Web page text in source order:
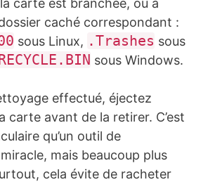
carte est branchée, ou à
caché correspondant :
sous Linux, .Trashes sous
sous Windows.
effectué, éjectez
carte avant de la retirer. C’est
qu’un outil de
mais beaucoup plus
cela évite de racheter